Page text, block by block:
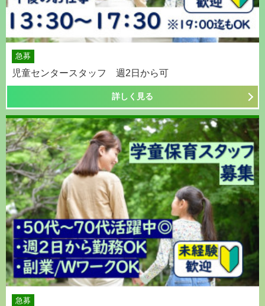
急募
児童センタースタッフ 週2日から可
詳しく見る
急募